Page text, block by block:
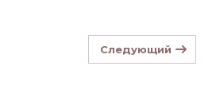
Следующий